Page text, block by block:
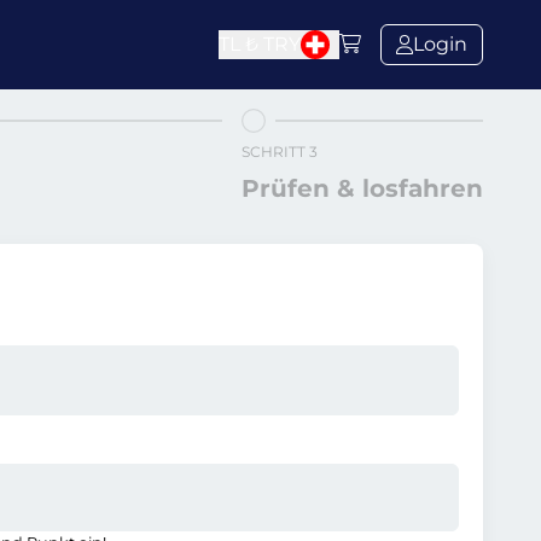
Login
SCHRITT 3
Prüfen & losfahren